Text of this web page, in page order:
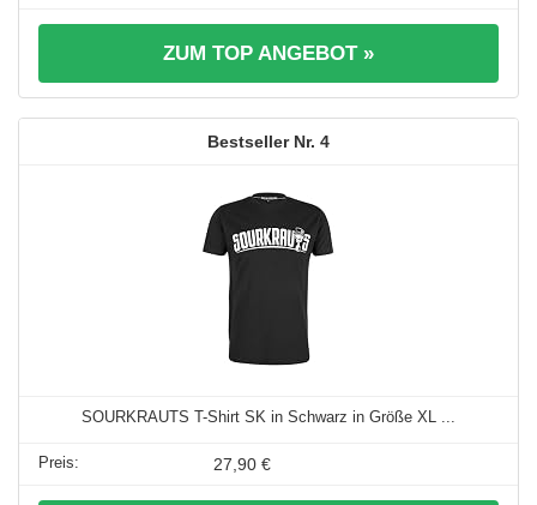
ZUM TOP ANGEBOT »
4
SOURKRAUTS T-Shirt SK in Schwarz in Größe XL ...
27,90 €